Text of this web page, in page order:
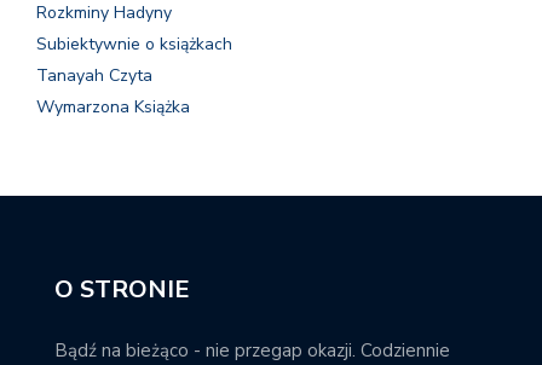
Rozkminy Hadyny
Subiektywnie o książkach
Tanayah Czyta
Wymarzona Książka
O STRONIE
Bądź na bieżąco - nie przegap okazji. Codziennie